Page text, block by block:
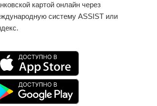
картой онлайн через
систему ASSIST или